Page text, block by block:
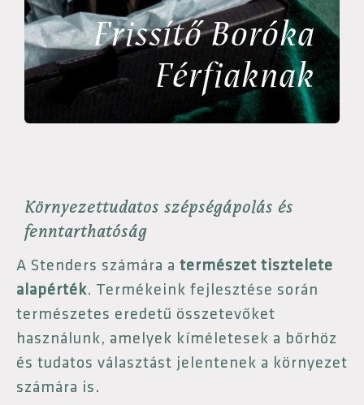
Frissítő Boróka
Férfiaknak
Környezettudatos szépségápolás és
fenntarthatóság
A Stenders számára a természet tisztelete
alapérték. Termékeink fejlesztése során
természetes eredetű összetevőket
használunk, amelyek kíméletesek a bőrhöz
és tudatos választást jelentenek a környezet
számára is.